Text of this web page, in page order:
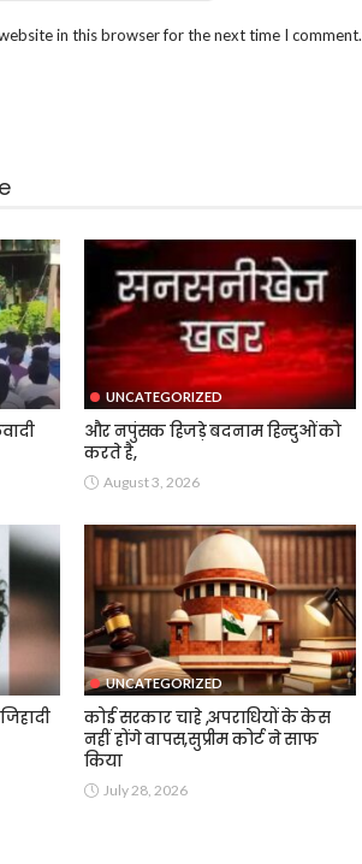
in this browser for the next time I comment.
UNCATEGORIZED
और नपुंसक हिजड़े बदनाम हिन्दुओं को
करते है,
August 3, 2026
UNCATEGORIZED
कोई सरकार चाहे ,अपराधियों के केस
नहीं होंगे वापस,सुप्रीम कोर्ट ने साफ
किया
July 28, 2026